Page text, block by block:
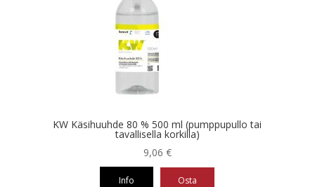
KW Käsihuuhde 80 % 500 ml (pumppupullo tai
tavallisella korkilla)
9,06 €
Info Osta